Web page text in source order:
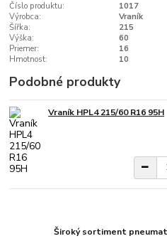
Číslo produktu:
1017
Výrobca:
Vraník
Šířka:
215
Výška:
60
Priemer:
16
Hmotnost:
10
Podobné produkty
Vraník HPL4 215/60 R16 95H
Široký sortiment